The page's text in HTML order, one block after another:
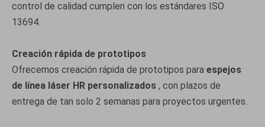
control de calidad cumplen con los estándares ISO
13694.
Creación rápida de prototipos
Ofrecemos creación rápida de prototipos para espejos
de línea láser HR personalizados , con plazos de
entrega de tan solo 2 semanas para proyectos urgentes.
Ventanas de silicio Ventanas de sílice fundida